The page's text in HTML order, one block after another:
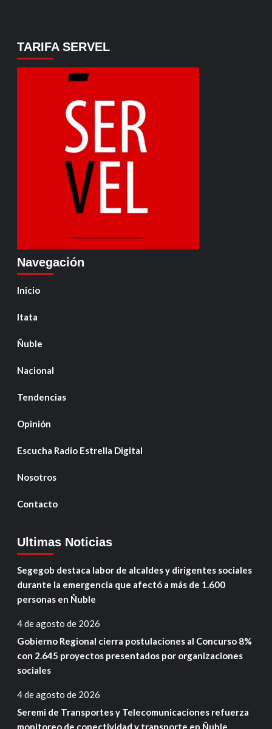
TARIFA SERVEL
Navegación
Inicio
Itata
Ñuble
Nacional
Tendencias
Opinión
Escucha Radio Estrella Digital
Nosotros
Contacto
Ultimas Noticias
Segegob destaca labor de alcaldes y dirigentes sociales
durante la emergencia que afectó a más de 1.600
personas en Ñuble
4 de agosto de 2026
Gobierno Regional cierra postulaciones al Concurso 8%
con 2.645 proyectos presentados por organizaciones
sociales
4 de agosto de 2026
Seremi de Transportes y Telecomunicaciones refuerza
monitoreo de conectividad y transporte en Ñuble